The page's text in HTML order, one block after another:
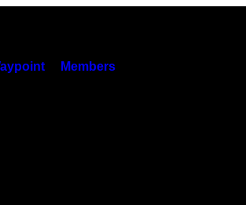
Members